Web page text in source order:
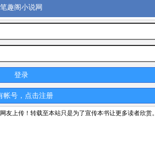
笔趣阁小说网
登录
帐号，点击注册
友上传！转载至本站只是为了宣传本书让更多读者欣赏。